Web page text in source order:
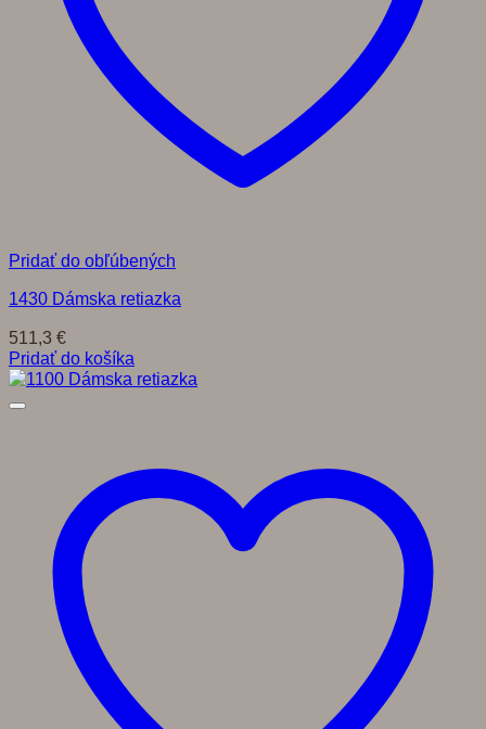
Pridať do obľúbených
1430 Dámska retiazka
511,3 €
Pridať do košíka